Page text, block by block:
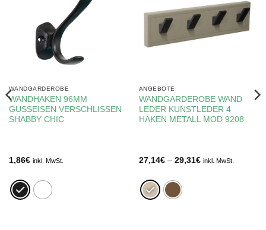
WANDGARDEROBE
WANDHAKEN 96MM
GUSSEISEN VERSCHLISSEN
SHABBY CHIC
1,86€ inkl. MwSt.
ANGEBOTE
WANDGARDEROBE WAND
LEDER KUNSTLEDER 4
HAKEN METALL MOD 9208
27,14€ – 29,31€Preisspanne:
inkl. MwSt.